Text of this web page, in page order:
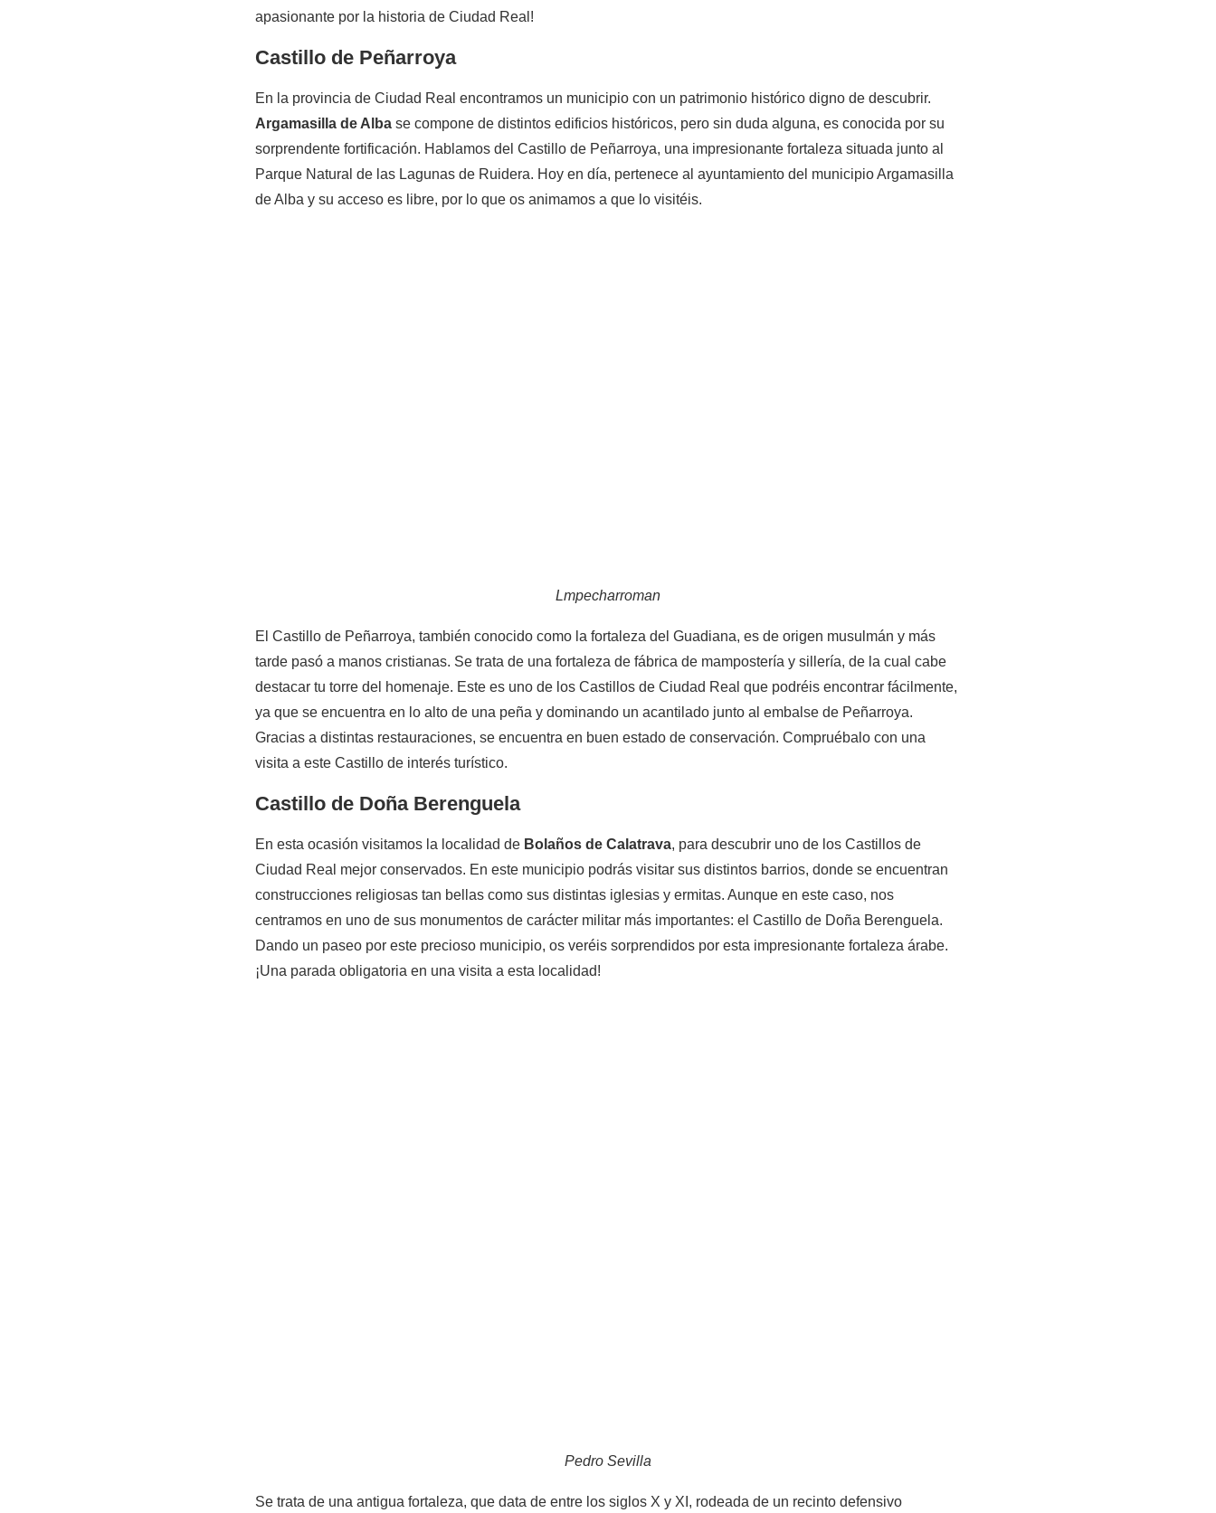
apasionante por la historia de Ciudad Real!
Castillo de Peñarroya
En la provincia de Ciudad Real encontramos un municipio con un patrimonio histórico digno de descubrir.
Argamasilla de Alba se compone de distintos edificios históricos, pero sin duda alguna, es conocida por su
sorprendente fortificación. Hablamos del Castillo de Peñarroya, una impresionante fortaleza situada junto al
Parque Natural de las Lagunas de Ruidera. Hoy en día, pertenece al ayuntamiento del municipio Argamasilla
de Alba y su acceso es libre, por lo que os animamos a que lo visitéis.
Lmpecharroman
El Castillo de Peñarroya, también conocido como la fortaleza del Guadiana, es de origen musulmán y más
tarde pasó a manos cristianas. Se trata de una fortaleza de fábrica de mampostería y sillería, de la cual cabe
destacar tu torre del homenaje. Este es uno de los Castillos de Ciudad Real que podréis encontrar fácilmente,
ya que se encuentra en lo alto de una peña y dominando un acantilado junto al embalse de Peñarroya.
Gracias a distintas restauraciones, se encuentra en buen estado de conservación. Compruébalo con una
visita a este Castillo de interés turístico.
Castillo de Doña Berenguela
En esta ocasión visitamos la localidad de Bolaños de Calatrava, para descubrir uno de los Castillos de
Ciudad Real mejor conservados. En este municipio podrás visitar sus distintos barrios, donde se encuentran
construcciones religiosas tan bellas como sus distintas iglesias y ermitas. Aunque en este caso, nos
centramos en uno de sus monumentos de carácter militar más importantes: el Castillo de Doña Berenguela.
Dando un paseo por este precioso municipio, os veréis sorprendidos por esta impresionante fortaleza árabe.
¡Una parada obligatoria en una visita a esta localidad!
Pedro Sevilla
Se trata de una antigua fortaleza, que data de entre los siglos X y XI, rodeada de un recinto defensivo